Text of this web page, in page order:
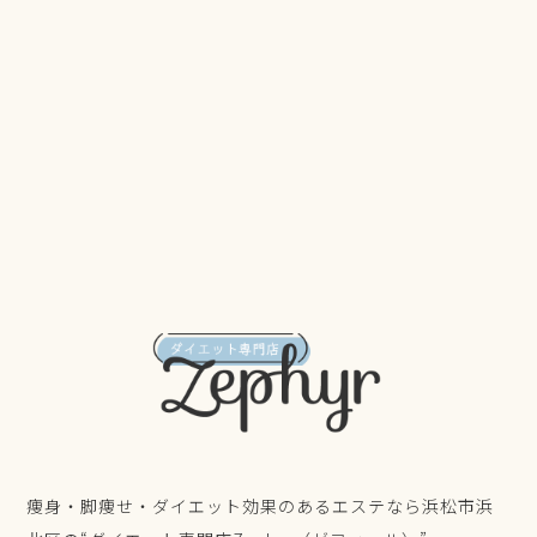
痩身・脚痩せ・ダイエット効果のあるエステなら浜松市浜